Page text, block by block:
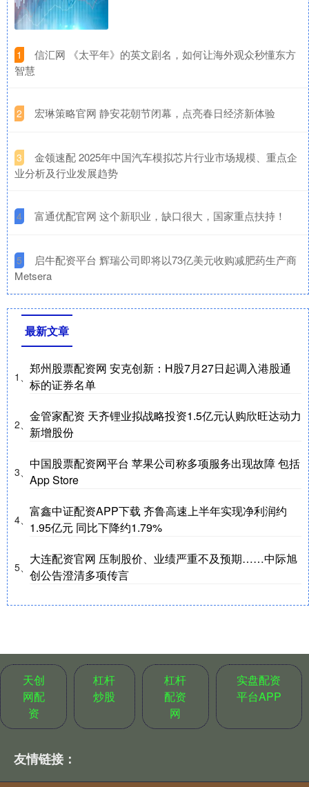
1
​信汇网 《太平年》的英文剧名，如何让海外观众秒懂东方
智慧
2 ​宏琳策略官网 静安花朝节闭幕，点亮春日经济新体验
3
​金领速配 2025年中国汽车模拟芯片行业市场规模、重点企
业分析及行业发展趋势
4 ​富通优配官网 这个新职业，缺口很大，国家重点扶持！
5
​启牛配资平台 辉瑞公司即将以73亿美元收购减肥药生产商
Metsera
最新文章
1、
郑州股票配资网 安克创新：H股7月27日起调入港股通
标的证券名单
2、
金管家配资 天齐锂业拟战略投资1.5亿元认购欣旺达动力
新增股份
3、
中国股票配资网平台 苹果公司称多项服务出现故障 包括
App Store
4、
富鑫中证配资APP下载 齐鲁高速上半年实现净利润约
1.95亿元 同比下降约1.79%
5、
大连配资官网 压制股价、业绩严重不及预期……中际旭
创公告澄清多项传言
天创
网配
资
杠杆
炒股
杠杆
配资
网
实盘配资
平台APP
友情链接：